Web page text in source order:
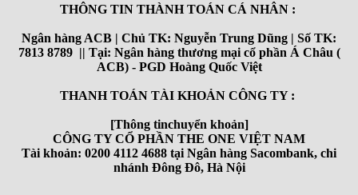
THÔNG TIN THÀNH TOÁN CÁ NHÂN :
Ngân hàng ACB | Chủ TK: Nguyễn Trung Dũng | Số TK:
7813 8789 || Tại: Ngân hàng thương mại cổ phần Á Châu (
ACB) - PGD Hoàng Quốc Việt
THANH TOÁN TÀI KHOẢN CÔNG TY :
[Thông tinchuyển khoản]
CÔNG TY CỔ PHẦN THE ONE VIỆT NAM
Tài khoản: 0200 4112 4688 tại Ngân hàng Sacombank, chi
nhánh Đông Đô, Hà Nội